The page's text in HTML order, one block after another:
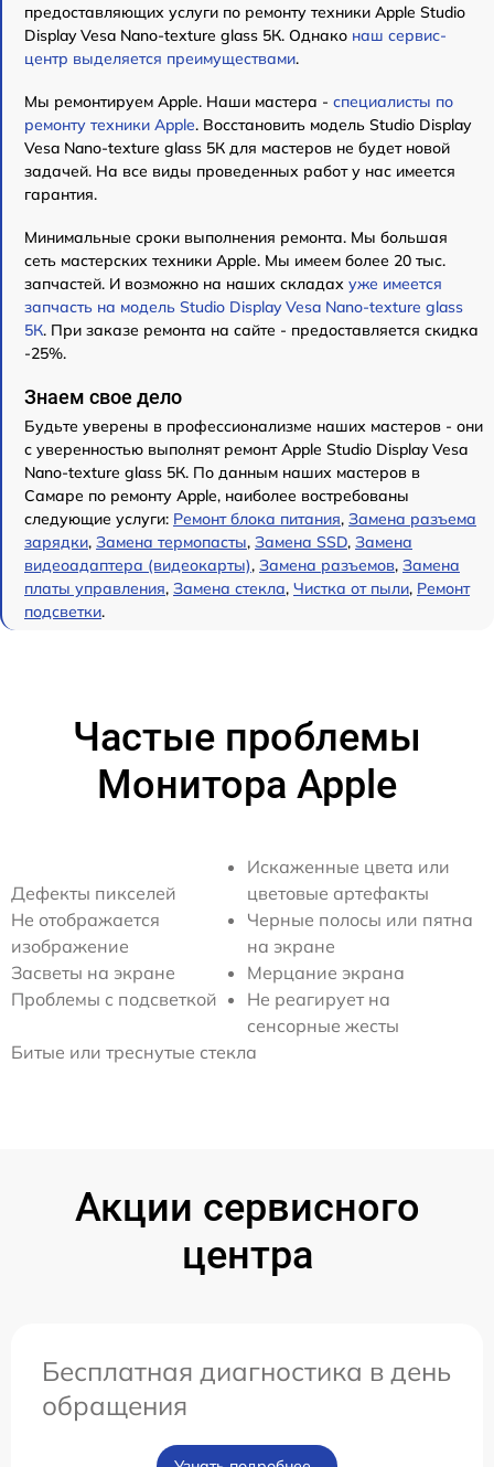
предоставляющих услуги по ремонту техники Apple Studio
Display Vesa Nano-texture glass 5К. Однако наш сервис-
центр выделяется преимуществами.
Мы ремонтируем Apple. Наши мастера - специалисты по
ремонту техники Apple. Восстановить модель Studio Display
Vesa Nano-texture glass 5К для мастеров не будет новой
задачей. На все виды проведенных работ у нас имеется
гарантия.
Минимальные сроки выполнения ремонта. Мы большая
сеть мастерских техники Apple. Мы имеем более 20 тыс.
запчастей. И возможно на наших складах уже имеется
запчасть на модель Studio Display Vesa Nano-texture glass
5К. При заказе ремонта на сайте - предоставляется скидка
-25%.
Знаем свое дело
Будьте уверены в профессионализме наших мастеров - они
с уверенностью выполнят ремонт Apple Studio Display Vesa
Nano-texture glass 5К. По данным наших мастеров в
Самаре по ремонту Apple, наиболее востребованы
следующие услуги: Ремонт блока питания, Замена разъема
зарядки, Замена термопасты, Замена SSD, Замена
видеоадаптера (видеокарты), Замена разъемов, Замена
платы управления, Замена стекла, Чистка от пыли, Ремонт
подсветки.
Частые проблемы
Монитора Apple
Дефекты пикселей
Не отображается
изображение
Засветы на экране
Проблемы с подсветкой
Искаженные цвета или
цветовые артефакты
Черные полосы или пятна
на экране
Мерцание экрана
Не реагирует на
сенсорные жесты
Битые или треснутые стекла
Акции сервисного
центра
Бесплатная диагностика в день
обращения